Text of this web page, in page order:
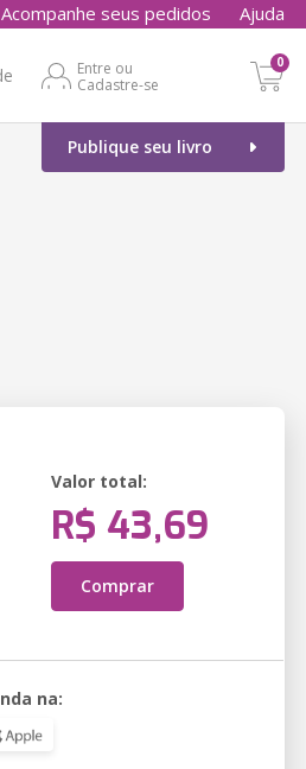
Acompanhe seus pedidos Ajuda
Entre ou
Cadastre-se
0
Publique seu livro
Valor total:
R$ 43,69
Comprar
na: